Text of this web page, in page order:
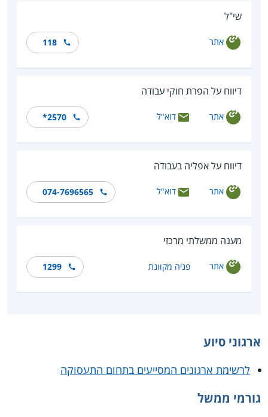
שי"ל
אתר 118
דיווח על הפרת חוקי עבודה
אתר דוא"ל *2570
דיווח על אפליה בעבודה
אתר דוא"ל 074-7696565
מענה ממשלתי מרכזי
אתר פניה מקוונת 1299
ארגוני סיוע
לרשימת ארגונים המסייעים בתחום התעסוקה
גורמי ממשל